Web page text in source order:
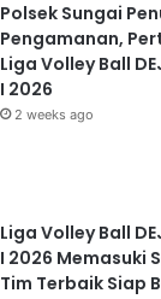
Polsek Sungai
Pengamanan,
Liga Volley Ball
I 2026
2 weeks ago
Liga Volley Ball
I 2026 Memasuki
Tim Terbaik Siap